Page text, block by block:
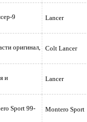
9
ор
Lancer
оригинал,
Colt Lancer
и
2007 г в
Lancer
Sport 99-
Montero Sport